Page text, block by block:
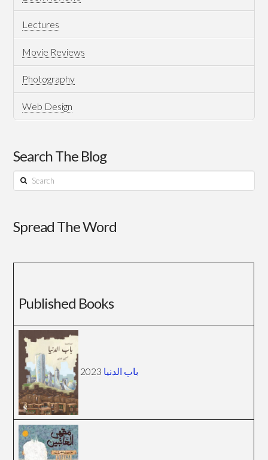
Lectures
Movie Reviews
Photography
Web Design
Search The Blog
Search
Spread The Word
Published Books
باب الدنيا